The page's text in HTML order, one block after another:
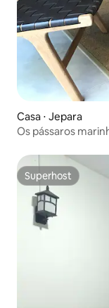
Casa ⋅ Jepara
Os pássaros
Superhost
Superhost